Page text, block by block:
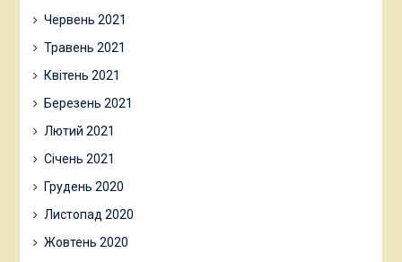
Червень 2021
Травень 2021
Квітень 2021
Березень 2021
Лютий 2021
Січень 2021
Грудень 2020
Листопад 2020
Жовтень 2020